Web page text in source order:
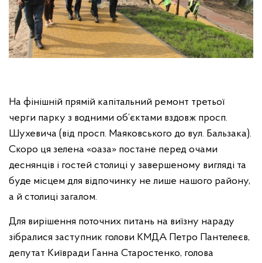
На фінішній прямій капітальний ремонт третьої
черги парку з водними об’єктами вздовж просп.
Шухевича (від просп. Маяковського до вул. Бальзака).
Скоро ця зелена «оаза» постане перед очами
деснянців і гостей столиці у завершеному вигляді та
буде місцем для відпочинку не лише нашого району,
а й столиці загалом.
Для вирішення поточних питань на виїзну нараду
зібралися заступник голови КМДА Петро Пантелеєв,
депутат Київради Ганна Старостенко, голова